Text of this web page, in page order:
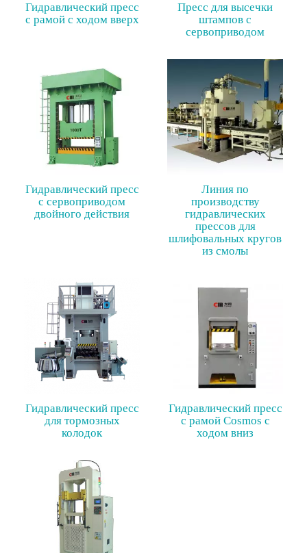
Гидравлический пресс
с рамой с ходом вверх
Пресс для высечки
штампов с
сервоприводом
Гидравлический пресс
с сервоприводом
двойного действия
Линия по
производству
гидравлических
прессов для
шлифовальных кругов
из смолы
Гидравлический пресс
для тормозных
колодок
Гидравлический пресс
с рамой Cosmos с
ходом вниз